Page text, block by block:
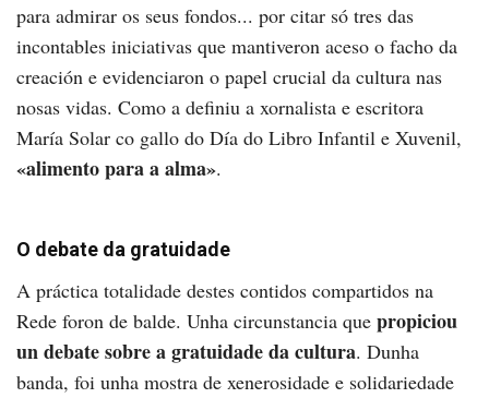
para admirar os seus fondos... por citar só tres das
incontables iniciativas que mantiveron aceso o facho da
creación e evidenciaron o papel crucial da cultura nas
nosas vidas. Como a definiu a xornalista e escritora
María Solar co gallo do Día do Libro Infantil e Xuvenil,
«alimento para a alma».
O debate da gratuidade
A práctica totalidade destes contidos compartidos na
Rede foron de balde. Unha circunstancia que propiciou
un debate sobre a gratuidade da cultura. Dunha
banda, foi unha mostra de xenerosidade e solidariedade